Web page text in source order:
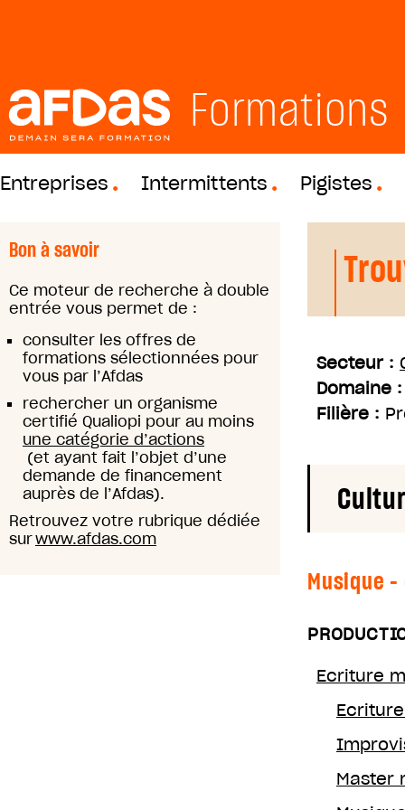
Formations
Entreprises Intermittents Pigistes
Bon à savoir
Ce moteur de recherche à double
entrée vous permet de :
consulter les offres de
formations sélectionnées pour
vous par l’Afdas
rechercher un organisme
certifié Qualiopi pour au moins
une catégorie d’actions
(et ayant fait l’objet d’une
demande de financement
auprès de l’Afdas).
Retrouvez votre rubrique dédiée
surwww.afdas.com
Secteur :
Domaine
Filière :
Musique
Ecriture
Master